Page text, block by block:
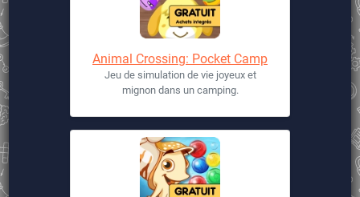
Animal Crossing: Pocket Camp
Jeu de simulation de vie joyeux et
mignon dans un camping.